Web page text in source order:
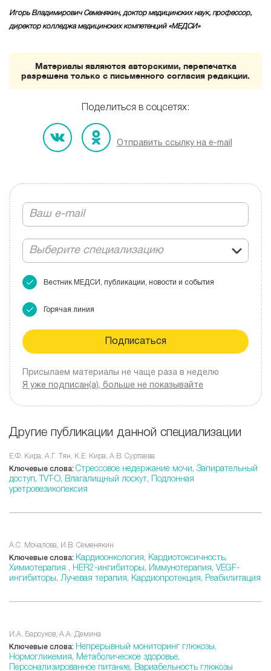
Игорь Владимирович Семенякин, доктор медицинских наук, профессор,
директор колледжа медицинских компетенций «МЕДСИ»
Материалы являются авторскими, перепечатка
разрешена только с письменного согласия редакции.
Поделиться в соцсетях:
Отправить ссылку на e-mail
Выберите специализацию
Вестник МЕДСИ, публикации, новости и события
Горячая линия
Присылаем материалы не чаще раза в неделю
Я уже подписан(а), больше не показывайте
Другие публикации данной специализации
Е.Ф. Кира, А.Г. Тян, К.Е. Кира, А.В. Суртаева
Ключевые слова: Стрессовое недержание мочи, Запирательный
доступ,TVT-O, Влагалищный лоскут, Подлонная
уретровезикопексия
А.С. Мочалова, И.В. Семенякин
Ключевые слова: Кардиоонкология, Кардиотоксичность,
Химиотерапия , HER2-ингибиторы, Иммунотерапия, VEGF-
ингибиторы, Лучевая терапия, Кардиопротекция, Реабилитация
И.А. Барсуков, А.А. Демина
Ключевые слова: Непрерывный мониторинг глюкозы,
Нормогликемия, Метаболическое здоровье,
Персонализированное питание, Вариабельность глюкозы